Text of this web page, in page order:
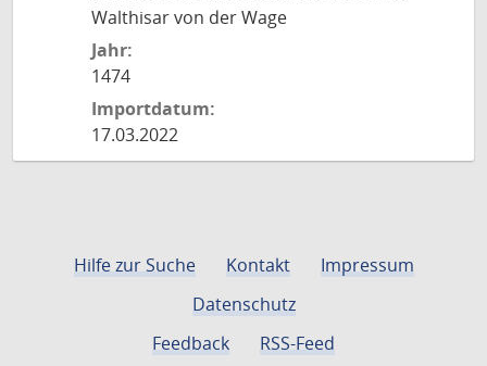
Walthisar von der Wage
Jahr:
1474
Importdatum:
17.03.2022
Hilfe zur Suche Kontakt
Impressum
Datenschutz
Feedback
RSS-Feed